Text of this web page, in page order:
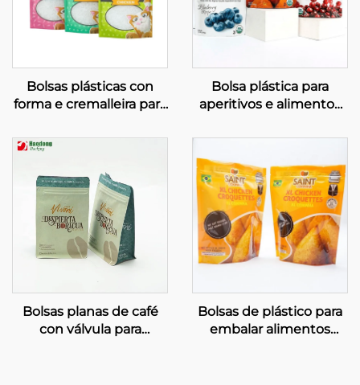
Bolsas plásticas con
forma e cremalleira para
mascotas
Bolsa plástica para
aperitivos e alimentos
embalar alimentos
Bolsas planas de café
con válvula para
Bolsas de plástico para
embalar alimentos